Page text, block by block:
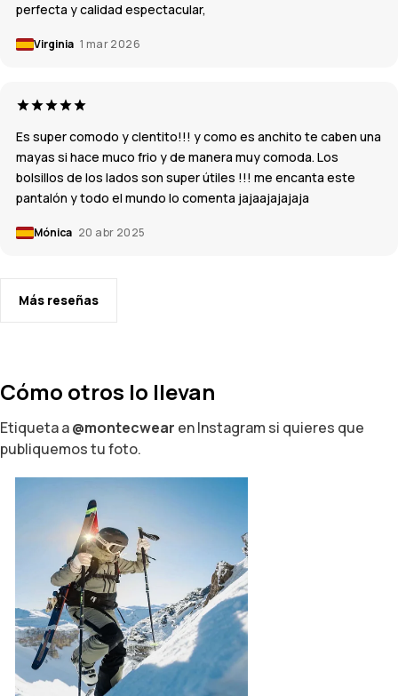
perfecta y calidad espectacular,
Virginia 1 mar 2026
Es super comodo y clentito!!! y como es anchito te caben una
mayas si hace muco frio y de manera muy comoda. Los
bolsillos de los lados son super útiles !!! me encanta este
pantalón y todo el mundo lo comenta jajaajajajaja
Mónica 20 abr 2025
Más reseñas
Cómo otros lo llevan
Etiqueta a@montecwear en Instagram si quieres que
publiquemos tu foto.